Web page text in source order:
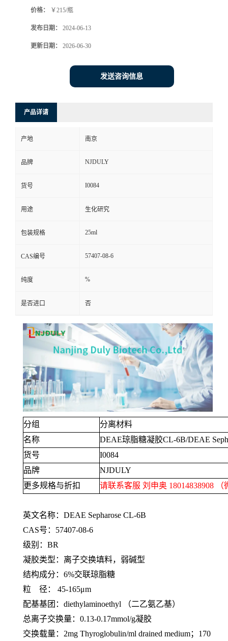
价格： ￥215/瓶
发布日期： 2024-06-13
更新日期： 2026-06-30
发送咨询信息
产品详请
产地 南京
品牌 NJDULY
货号 I0084
用途 生化研究
包装规格 25ml
CAS编号 57407-08-6
纯度 %
是否进口 否
分组
分离材料
名称
DEAE琼脂糖凝胶CL-6B/DEAE
货号
I0084
品牌
NJDULY
更多规格与折扣
请联系客服 刘申奥 18014838908
英文名称： DEAE Sepharose CL-6B
CAS号： 57407-08-6
级别： BR
凝胶类型：离子交换填料，弱碱型
结构成分： 6%交联琼脂糖
粒
径：
45-165μm
配基基团： diethylaminoethyl
（二乙氨乙基）
总离子交换量： 0.13-0.17mmol/g凝胶
交换载量： 2mg Thyroglobulin/ml drained medium； 170